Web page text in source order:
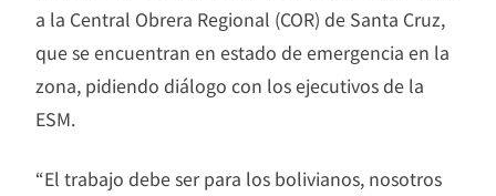
a la Central Obrera Regional (COR) de Santa Cruz,
que se encuentran en estado de emergencia en la
zona, pidiendo diálogo con los ejecutivos de la
ESM.
“El trabajo debe ser para los bolivianos, nosotros